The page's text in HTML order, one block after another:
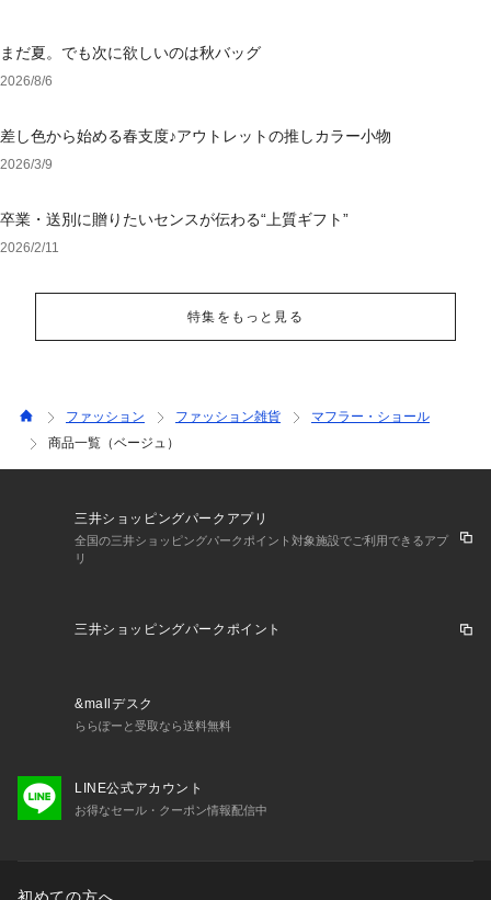
まだ夏。でも次に欲しいのは秋バッグ
2026/8/6
差し色から始める春支度♪アウトレットの推しカラー小物
2026/3/9
卒業・送別に贈りたいセンスが伝わる“上質ギフト”
2026/2/11
特集をもっと見る
ファッション ファッション雑貨
マフラー・ショール
商品一覧（ベージュ）
三井ショッピングパークアプリ
全国の三井ショッピングパークポイント対象施設でご利用できるアプ
リ
三井ショッピングパークポイント
&mallデスク
ららぽーと受取なら送料無料
LINE公式アカウント
お得なセール・クーポン情報配信中